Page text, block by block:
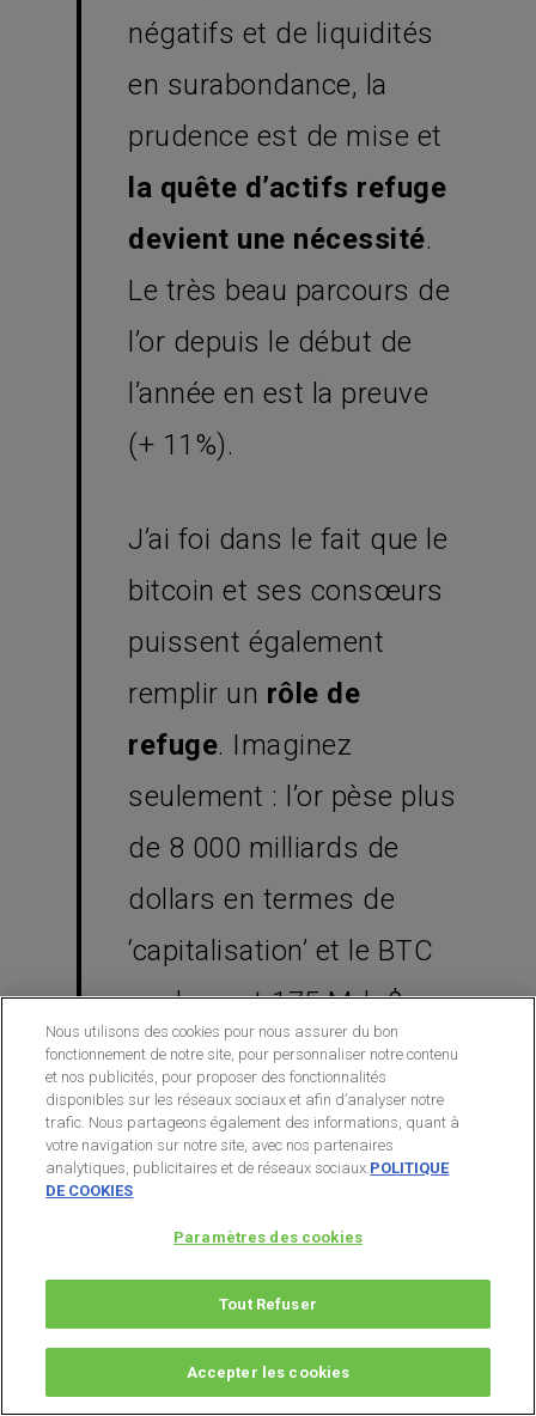
négatifs et de liquidités
en surabondance, la
prudence est de mise et
la quête d’actifs refuge
devient une nécessité.
Le très beau parcours de
l’or depuis le début de
l’année en est la preuve
(+ 11%).
J’ai foi dans le fait que le
bitcoin et ses consœurs
puissent également
remplir un rôle de
refuge. Imaginez
seulement : l’or pèse plus
de 8 000 milliards de
dollars en termes de
‘capitalisation’ et le BTC
seulement 175 Mds$…
Le bitcoin va pouvoir se
tailler une place et a une
bonne marge de
progression
C’est en tout cas ce que
clame Anthony
Pompliano, analyste du
Nous utilisons des cookies pour nous assurer du bon
fonctionnement de notre site, pour personnaliser notre contenu
et nos publicités, pour proposer des fonctionnalités
disponibles sur les réseaux sociaux et afin d’analyser notre
trafic. Nous partageons également des informations, quant à
votre navigation sur notre site, avec nos partenaires
analytiques, publicitaires et de réseaux sociaux.POLITIQUE
DE COOKIES
Paramètres des cookies
Tout Refuser
Accepter les cookies